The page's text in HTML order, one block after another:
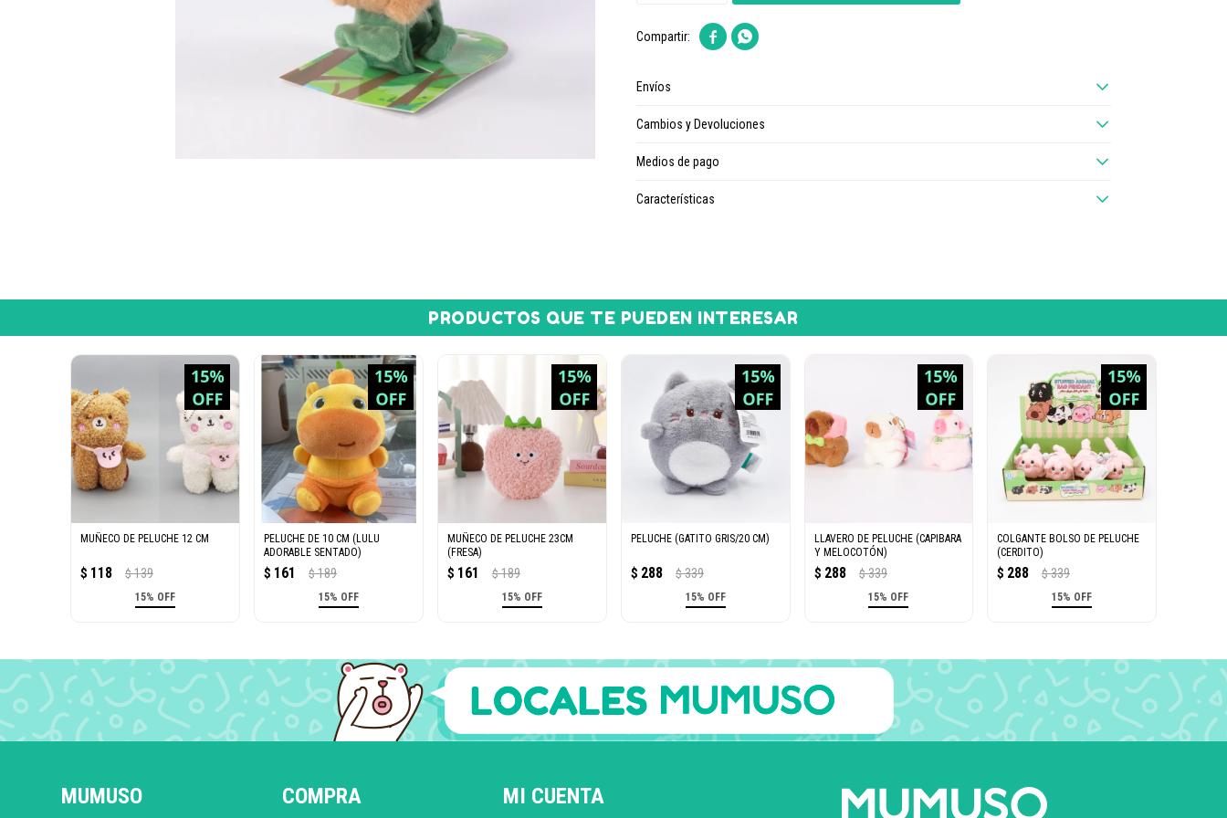
 
Envíos
Cambios y Devoluciones
Medios de pago
Características
PRODUCTOS QUE TE PUEDEN INTERESAR
MUÑECO DE PELUCHE 12 CM
$ 118 $ 139
15% OFF
PELUCHE DE 10 CM (LULU
ADORABLE SENTADO)
$ 161 $ 189
15% OFF
MUÑECO DE PELUCHE 23CM
(FRESA)
$ 161 $ 189
15% OFF
PELUCHE (GATITO GRIS/20 CM)
$ 288 $ 339
15% OFF
LLAVERO DE PELUCHE (CAPIBARA
Y MELOCOTÓN)
$ 288 $ 339
15% OFF
COLGANTE BOLSO DE PELUCHE
(CERDITO)
$ 288 $ 339
15% OFF
MUMUSO COMPRA MI CUENTA